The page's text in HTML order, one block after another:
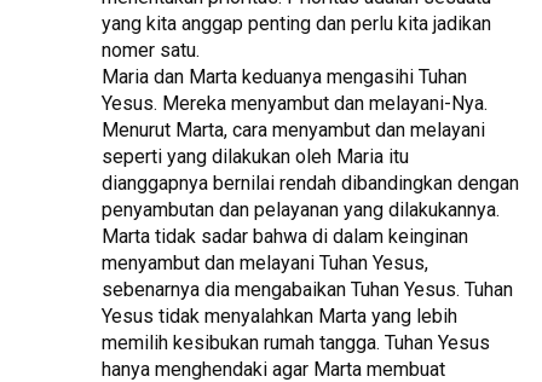
yang kita anggap penting dan perlu kita jadikan
nomer satu.
Maria dan Marta keduanya mengasihi Tuhan
Yesus. Mereka menyambut dan melayani-Nya.
Menurut Marta, cara menyambut dan melayani
seperti yang dilakukan oleh Maria itu
dianggapnya bernilai rendah dibandingkan dengan
penyambutan dan pelayanan yang dilakukannya.
Marta tidak sadar bahwa di dalam keinginan
menyambut dan melayani Tuhan Yesus,
sebenarnya dia mengabaikan Tuhan Yesus. Tuhan
Yesus tidak menyalahkan Marta yang lebih
memilih kesibukan rumah tangga. Tuhan Yesus
hanya menghendaki agar Marta membuat